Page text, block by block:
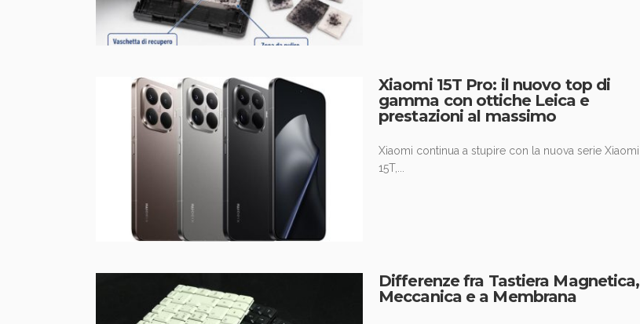
Xiaomi 15T Pro: il nuovo top di
gamma con ottiche Leica e
prestazioni al massimo
Xiaomi continua a stupire con la nuova serie Xiaomi
15T,...
Differenze fra Tastiera Magnetica,
Meccanica e a Membrana